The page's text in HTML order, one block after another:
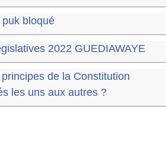
bloqué
2022 GUEDIAWAYE
de la Constitution
les uns aux autres ?